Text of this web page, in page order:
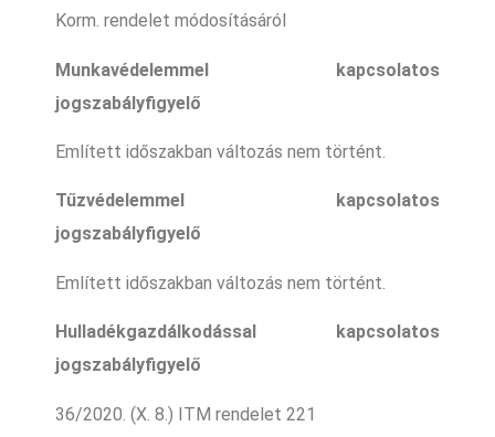
Korm. rendelet módosításáról
Munkavédelemmel kapcsolatos
jogszabályfigyelő
Említett időszakban változás nem történt.
Tűzvédelemmel kapcsolatos
jogszabályfigyelő
Említett időszakban változás nem történt.
Hulladékgazdálkodással kapcsolatos
jogszabályfigyelő
36/2020. (X. 8.) ITM rendelet 221